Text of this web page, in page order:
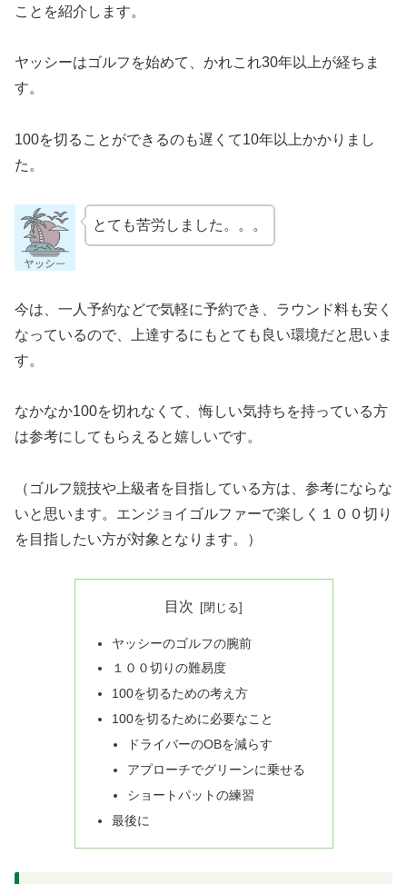
ことを紹介します。
ヤッシーはゴルフを始めて、かれこれ30年以上が経ちま
す。
100を切ることができるのも遅くて10年以上かかりまし
た。
とても苦労しました。。。
今は、一人予約などで気軽に予約でき、ラウンド料も安く
なっているので、上達するにもとても良い環境だと思いま
す。
なかなか100を切れなくて、悔しい気持ちを持っている方
は参考にしてもらえると嬉しいです。
（ゴルフ競技や上級者を目指している方は、参考にならな
いと思います。エンジョイゴルファーで楽しく１００切り
を目指したい方が対象となります。）
目次
ヤッシーのゴルフの腕前
１００切りの難易度
100を切るための考え方
100を切るために必要なこと
ドライバーのOBを減らす
アプローチでグリーンに乗せる
ショートパットの練習
最後に